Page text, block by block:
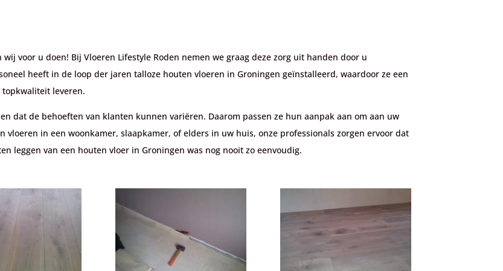
voor u doen! Bij Vloeren Lifestyle Roden nemen we graag deze zorg uit handen door u
heeft in de loop der jaren talloze houten vloeren in Groningen geïnstalleerd, waardoor ze een
leveren.
dat de behoeften van klanten kunnen variëren. Daarom passen ze hun aanpak aan om aan uw
vloeren in een woonkamer, slaapkamer, of elders in uw huis, onze professionals zorgen ervoor dat
leggen van een houten vloer in Groningen was nog nooit zo eenvoudig.